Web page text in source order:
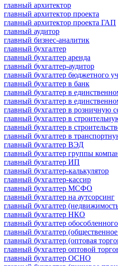
главный архитектор
главный архитектор проекта
главный архитектор проекта ГАП
главный аудитор
главный бизнес-аналитик
главный бухгалтер
главный бухгалтер аренда
главный бухгалтер-аудитор
главный бухгалтер бюджетного
главный бухгалтер в банк
главный бухгалтер в
главный бухгалтер в
главный бухгалтер в розничную
главный бухгалтер в
главный бухгалтер в
главный бухгалтер в
главный бухгалтер ВЭД
главный бухгалтер группы
главный бухгалтер ИП
главный бухгалтер-калькулятор
главный бухгалтер-кассир
главный бухгалтер МСФО
главный бухгалтер на аутсорсинг
главный бухгалтер
главный бухгалтер НКО
главный бухгалтер
главный бухгалтер
главный бухгалтер (оптовая
главный бухгалтер оптовой
главный бухгалтер ОСНО